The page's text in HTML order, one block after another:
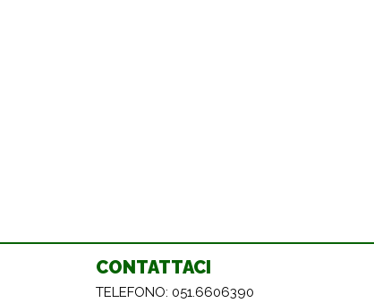
CONTATTACI
TELEFONO: 051.6606390